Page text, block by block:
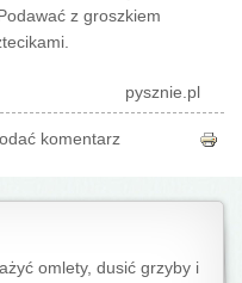
z groszkiem
pysznie.pl
komentarz
omlety, dusić grzyby i